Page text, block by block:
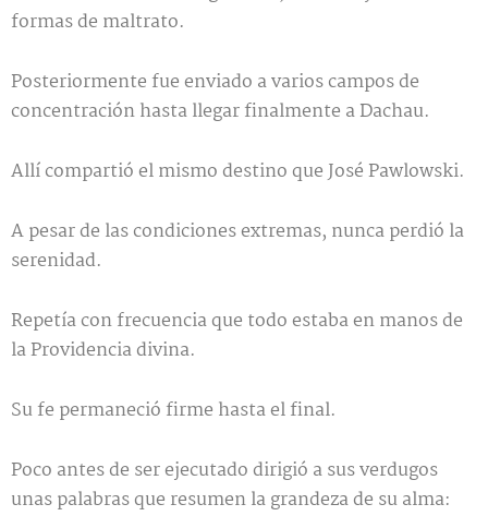
formas de maltrato.
Posteriormente fue enviado a varios campos de
concentración hasta llegar finalmente a Dachau.
Allí compartió el mismo destino que José Pawlowski.
A pesar de las condiciones extremas, nunca perdió la
serenidad.
Repetía con frecuencia que todo estaba en manos de
la Providencia divina.
Su fe permaneció firme hasta el final.
Poco antes de ser ejecutado dirigió a sus verdugos
unas palabras que resumen la grandeza de su alma: